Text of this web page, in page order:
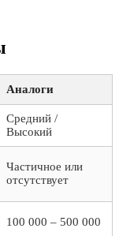
Аналоги
Средний /
Высокий
Частичное или
отсутствует
100 000 – 500 000